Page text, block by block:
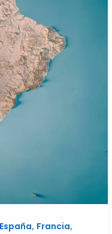
España, Francia,